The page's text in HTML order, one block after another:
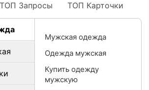
ТОП Запросы ТОП Карточки
Мужская одежда
Одежда мужская
Купить одежду
мужскую